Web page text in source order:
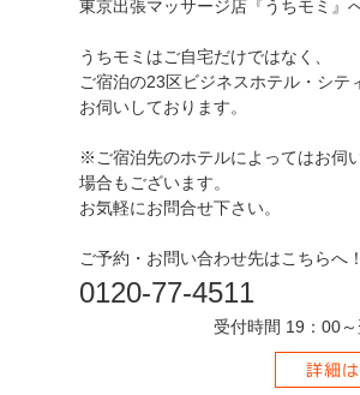
東京出張マッサージ店『うちモミ』へ
うちモミはご自宅だけではなく、
ご宿泊の23区ビジネスホテル・シテ
お伺いしております。
※ご宿泊先のホテルによってはお伺
場合もございます。
お気軽にお問合せ下さい。
ご予約・お問い合わせ先はこちらへ！
0120-77-4511
受付時間 19：00～翌